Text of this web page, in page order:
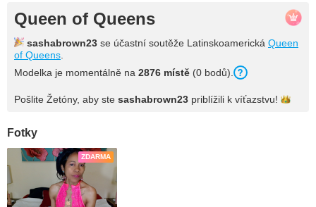
Queen of Queens
sashabrown23 se účastní soutěže Latinskoamerická Queen
of Queens
Modelka je momentálně na 2876 místě (0 bodů).
Pošlite Žetóny, aby ste sashabrown23 priblížili k víťazstvu!
Fotky
ZDARMA